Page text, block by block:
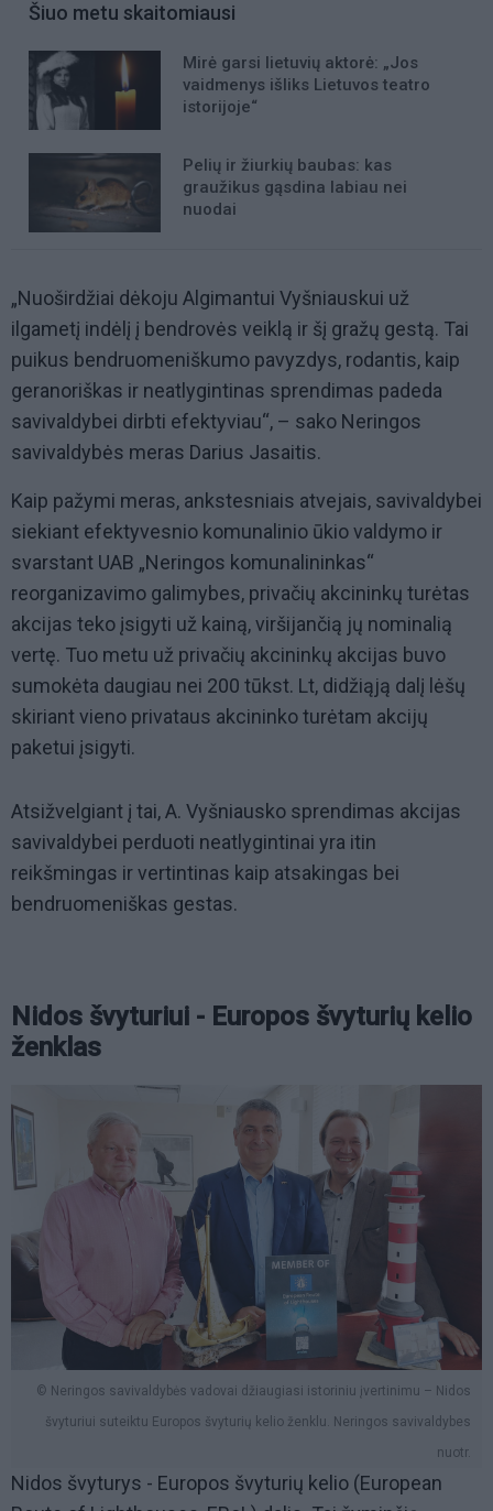
Šiuo metu skaitomiausi
Mirė garsi lietuvių aktorė: „Jos
vaidmenys išliks Lietuvos teatro
istorijoje“
Pelių ir žiurkių baubas: kas
graužikus gąsdina labiau nei
nuodai
„Nuoširdžiai dėkoju Algimantui Vyšniauskui už
ilgametį indėlį į bendrovės veiklą ir šį gražų gestą. Tai
puikus bendruomeniškumo pavyzdys, rodantis, kaip
geranoriškas ir neatlygintinas sprendimas padeda
savivaldybei dirbti efektyviau“, – sako Neringos
savivaldybės meras Darius Jasaitis.
Kaip pažymi meras, ankstesniais atvejais, savivaldybei
siekiant efektyvesnio komunalinio ūkio valdymo ir
svarstant UAB „Neringos komunalininkas“
reorganizavimo galimybes, privačių akcininkų turėtas
akcijas teko įsigyti už kainą, viršijančią jų nominalią
vertę. Tuo metu už privačių akcininkų akcijas buvo
sumokėta daugiau nei 200 tūkst. Lt, didžiąją dalį lėšų
skiriant vieno privataus akcininko turėtam akcijų
paketui įsigyti.
Atsižvelgiant į tai, A. Vyšniausko sprendimas akcijas
savivaldybei perduoti neatlygintinai yra itin
reikšmingas ir vertintinas kaip atsakingas bei
bendruomeniškas gestas.
Nidos švyturiui - Europos švyturių kelio
ženklas
© Neringos savivaldybės vadovai džiaugiasi istoriniu įvertinimu – Nidos
švyturiui suteiktu Europos švyturių kelio ženklu. Neringos savivaldybes
nuotr.
Nidos švyturys - Europos švyturių kelio (European